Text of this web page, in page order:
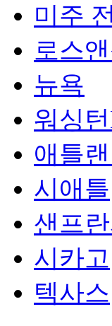
미주
로스
뉴욕
워싱
애틀
시애틀
샌프
시카고
텍사스